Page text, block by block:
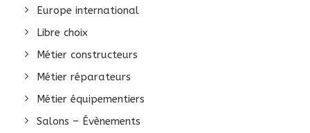
Europe international
Libre choix
Métier constructeurs
Métier réparateurs
Métier équipementiers
Salons – Évènements